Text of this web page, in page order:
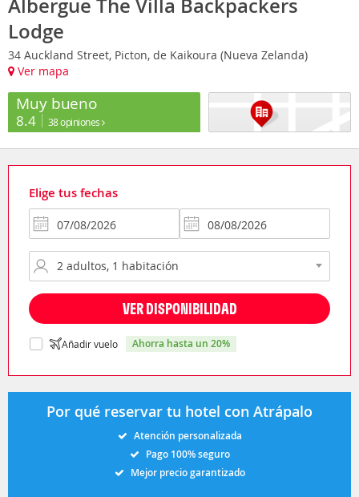
Albergue The Villa Backpackers
Lodge
34 Auckland Street, Picton, de Kaikoura (Nueva Zelanda)
Ver mapa
Muy bueno
8.4 38 opiniones
Elige tus fechas
VER DISPONIBILIDAD
Añadir vuelo ahorra hasta un 20%
Por qué reservar tu hotel con Atrápalo
Atención personalizada
Pago 100% seguro
Mejor precio garantizado